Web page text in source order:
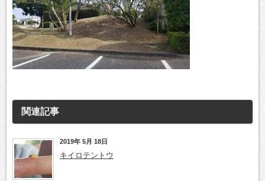
関連記事
2019年 5月 18日
キイロテントウ